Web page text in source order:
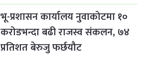
भू-प्रशासन कार्यालय नुवाकोटमा १०
करोडभन्दा बढी राजस्व संकलन, ७४
प्रतिशत बेरुजु फर्छयौट